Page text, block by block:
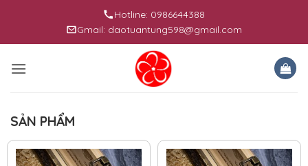
content
Hotline: 0986644388
Gmail: daotuantung598@gmail.com
SẢN PHẨM